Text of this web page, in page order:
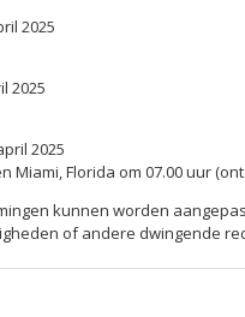
2025
2025
2025
Miami, Florida om 07.00 uur
kunnen worden
of andere dwingende